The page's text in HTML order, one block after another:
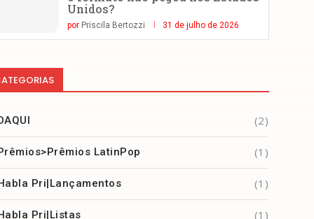
Unidos?
por Priscila Bertozzi 31 de julho de 2026
(2)
LatinPop (1)
Pri|Lançamentos (1)
Pri|Listas (1)